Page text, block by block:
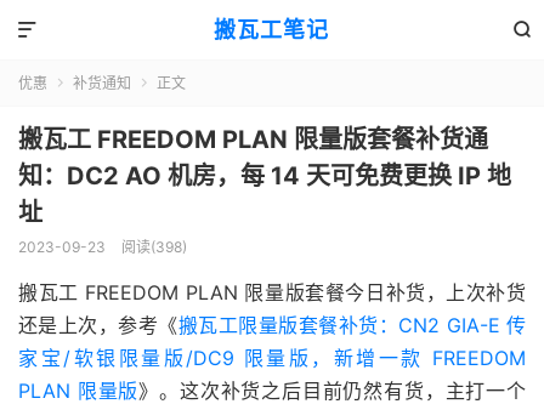
搬瓦工笔记 

优惠  补货通知  正文
搬瓦工 FREEDOM PLAN 限量版套餐补货通
知：DC2 AO 机房，每 14 天可免费更换 IP 地
址
2023-09-23 阅读(398)
搬瓦工 FREEDOM PLAN 限量版套餐今日补货，上次补货
还是上次，参考《搬瓦工限量版套餐补货：CN2 GIA-E 传
家宝/软银限量版/DC9 限量版，新增一款 FREEDOM
PLAN 限量版》。这次补货之后目前仍然有货，主打一个